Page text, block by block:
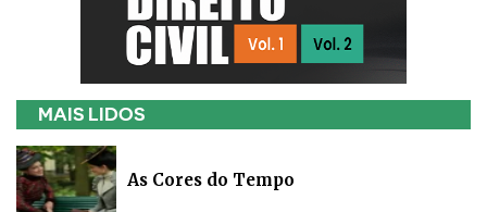
MAIS LIDOS
As Cores do Tempo